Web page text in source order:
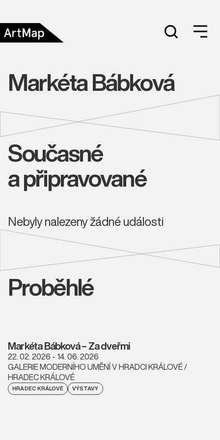
Markéta Bábková
Současné
a připravované
Nebyly nalezeny žádné události
Proběhlé
Markéta Bábková – Za dveřmi
22. 02. 2026 - 14. 06. 2026
GALERIE MODERNÍHO UMĚNÍ V HRADCI KRÁLOVÉ /
HRADEC KRÁLOVÉ
HRADEC KRÁLOVÉ VÝSTAVY